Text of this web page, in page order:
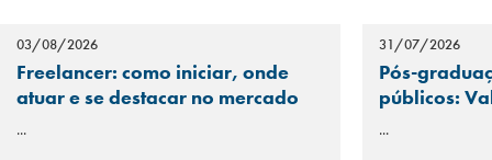
03/08/2026
Freelancer: como iniciar, onde
atuar e se destacar no mercado
...
31/07/2026
Pós-
públicos:
...